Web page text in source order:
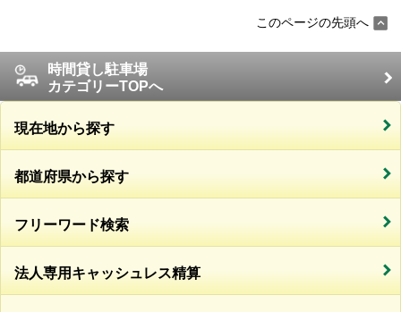
このページの先頭へ
時間貸し駐車場
カテゴリーTOPへ
現在地から探す
都道府県から探す
フリーワード検索
法人専用キャッシュレス精算